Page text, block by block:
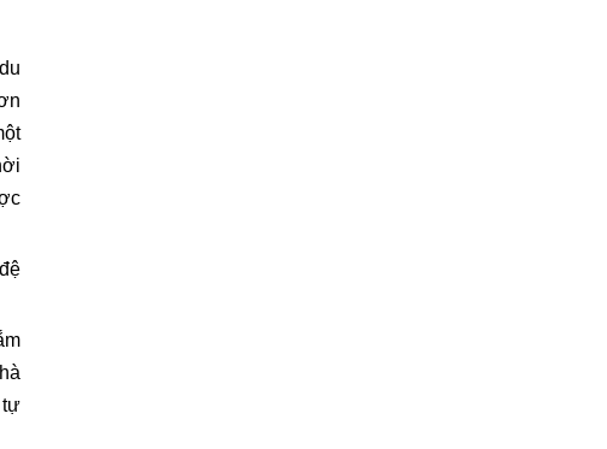
tự